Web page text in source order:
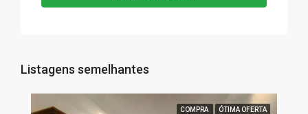
Listagens semelhantes
COMPRA ÓTIMA OFERTA